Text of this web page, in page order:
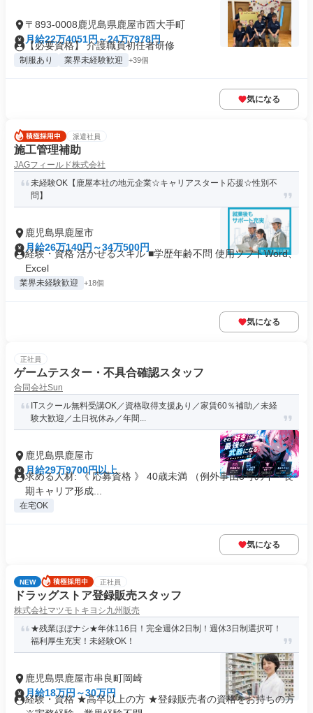
〒893-0008鹿児島県鹿屋市西大手町
月給22万4051円～24万7978円
【必要資格】 介護職員初任者研修
制服あり 業界未経験歓迎 +39個
気になる
派遣社員
施工管理補助
JAGフィールド株式会社
未経験OK【鹿屋本社の地元企業☆キャリアスタート応援☆性別不
問】
鹿児島県鹿屋市
月給26万140円～34万500円
経験・資格 活かせるスキル ■学歴年齢不問 使用ソフトWord、
Excel
業界未経験歓迎 +18個
気になる
正社員
ゲームテスター・不具合確認スタッフ
合同会社Sun
ITスクール無料受講OK／資格取得支援あり／家賃60％補助／未経
験大歓迎／土日祝休み／年間...
鹿児島県鹿屋市
月給29万9700円以上
求める人材: 《 応募資格 》 40歳未満 （例外事由3号のイ・長
期キャリア形成...
在宅OK
気になる
NEW 正社員
ドラッグストア登録販売スタッフ
株式会社マツモトキヨシ九州販売
★残業ほぼナシ★年休116日！完全週休2日制！週休3日制選択可！
福利厚生充実！未経験OK！
鹿児島県鹿屋市串良町岡崎
月給18万円～30万円
経験・資格 ★高卒以上の方 ★登録販売者の資格をお持ちの方